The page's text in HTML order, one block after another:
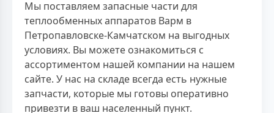
Мы поставляем запасные части для
теплообменных аппаратов Варм в
Петропавловске-Камчатском на выгодных
условиях. Вы можете ознакомиться с
ассортиментом нашей компании на нашем
сайте. У нас на складе всегда есть нужные
запчасти, которые мы готовы оперативно
привезти в ваш населенный пункт.